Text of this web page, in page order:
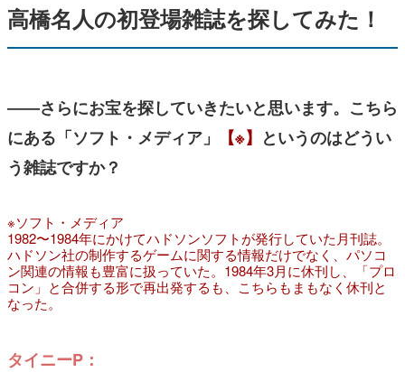
高橋名人の初登場雑誌を探してみた！
――さらにお宝を探していきたいと思います。こちら
にある「ソフト・メディア」
【※】 というのはどうい
う雑誌ですか？
※ソフト・メディア
1982〜1984年にかけてハドソンソフトが発行していた月刊誌。
ハドソン社の制作するゲームに関する情報だけでなく、パソコ
ン関連の情報も豊富に扱っていた。1984年3月に休刊し、「プロ
コン」と合併する形で再出発するも、こちらもまもなく休刊と
なった。
タイニーP：